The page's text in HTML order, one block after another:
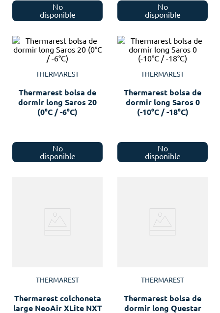
No
disponible
No
disponible
THERMAREST
Thermarest bolsa de
dormir long Saros 20
(0°C / -6°C)
No
disponible
THERMAREST
Thermarest bolsa de
dormir long Saros 0
(-10°C / -18°C)
No
disponible
THERMAREST
Thermarest colchoneta
large NeoAir XLite NXT
THERMAREST
Thermarest bolsa de
dormir long Questar